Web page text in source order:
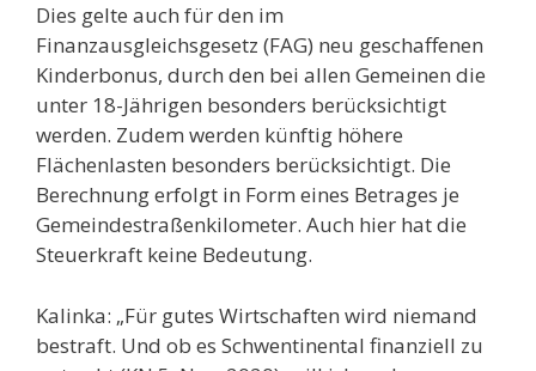
Dies gelte auch für den im
Finanzausgleichsgesetz (FAG) neu geschaffenen
Kinderbonus, durch den bei allen Gemeinen die
unter 18-Jährigen besonders berücksichtigt
werden. Zudem werden künftig höhere
Flächenlasten besonders berücksichtigt. Die
Berechnung erfolgt in Form eines Betrages je
Gemeindestraßenkilometer. Auch hier hat die
Steuerkraft keine Bedeutung.
Kalinka: „Für gutes Wirtschaften wird niemand
bestraft. Und ob es Schwentinental finanziell zu